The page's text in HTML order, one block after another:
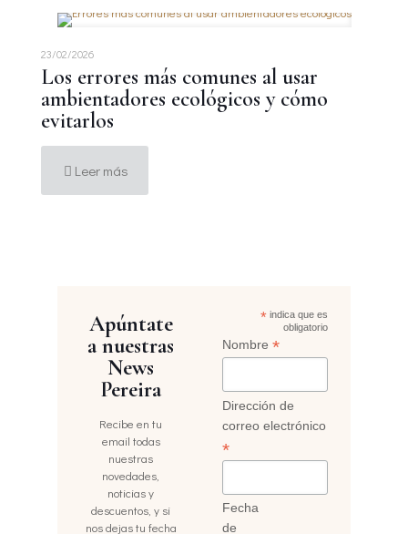
23/02/2026
Los errores más comunes al usar
ambientadores ecológicos y cómo
evitarlos
Leer más
Apúntate
a nuestras
News
Pereira
Recibe en tu
email todas
nuestras
novedades,
noticias y
descuentos, y si
nos dejas tu fecha
* indica que es
obligatorio
Nombre *
Dirección de
correo electrónico
*
Fecha
de